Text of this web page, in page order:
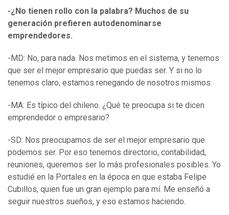
-¿No tienen rollo con la palabra? Muchos de su
generación prefieren autodenominarse
emprendedores.
-MD: No, para nada. Nos metimos en el sistema, y tenemos
que ser el mejor empresario que puedas ser. Y si no lo
tenemos claro, estamos renegando de nosotros mismos.
-MA: Es típico del chileno. ¿Qué te preocupa si te dicen
emprendedor o empresario?
-SD: Nos preocupamos de ser el mejor empresario que
podemos ser. Por eso tenemos directorio, contabilidad,
reuniones, queremos ser lo más profesionales posibles. Yo
estudié en la Portales en la época en que estaba Felipe
Cubillos, quien fue un gran ejemplo para mí. Me enseñó a
seguir nuestros sueños, y eso estamos haciendo.